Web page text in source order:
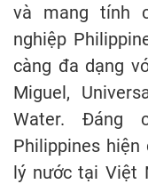
và mang tính
nghiệp
càng đa dạng
Miguel,
Water. Đáng
Philippines
lý nước tại Việt